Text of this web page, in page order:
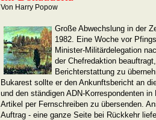
Von Harry Popow
Große Abwechslung in der
1982. Eine Woche vor
Minister-Militärdelegation
der Chefredaktion
Berichterstattung zu
Bukarest sollte er den Ankunftsbericht an
und den ständigen ADN-Korrespondenten
Artikel per Fernschreiben zu übersenden.
Auftrag - eine ganze Seite bei Rückkehr